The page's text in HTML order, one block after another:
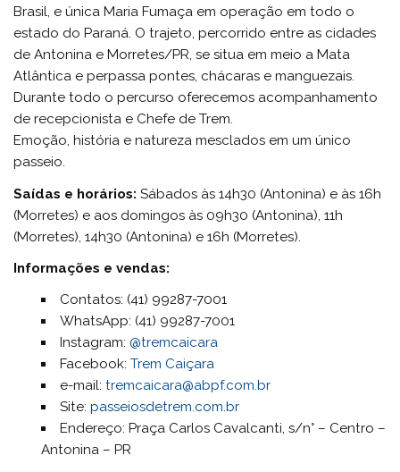
Brasil, e única Maria Fumaça em operação em todo o
estado do Paraná. O trajeto, percorrido entre as cidades
de Antonina e Morretes/PR, se situa em meio a Mata
Atlântica e perpassa pontes, chácaras e manguezais.
Durante todo o percurso oferecemos acompanhamento
de recepcionista e Chefe de Trem.
Emoção, história e natureza mesclados em um único
passeio.
Saídas e horários:Sábados às 14h30 (Antonina) e às 16h
(Morretes) e aos domingos às 09h30 (Antonina), 11h
(Morretes), 14h30 (Antonina) e 16h (Morretes).
Informações e vendas:
Contatos: (41) 99287-7001
WhatsApp: (41) 99287-7001
Instagram: @tremcaicara
Facebook: Trem Caiçara
e-mail: tremcaicara@abpf.com.br
Site: passeiosdetrem.com.br
Endereço: Praça Carlos Cavalcanti, s/n° – Centro –
Antonina – PR